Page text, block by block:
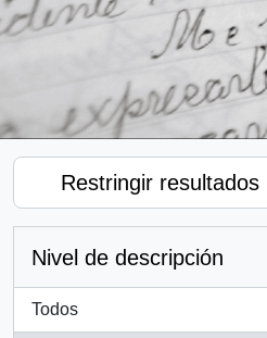
Restringir resultados
Nivel de descripción
Todos